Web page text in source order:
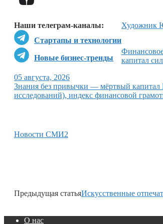
Наши телеграм-каналы:
Стартапы и технологии
Новые бизнес-тренды
Художник
капитал
05 августа, 2026
Знания без привычки — мёртвый
исследований), индекс финансовой
Новости СМИ2
Предыдущая статьяИскусственные
О нас